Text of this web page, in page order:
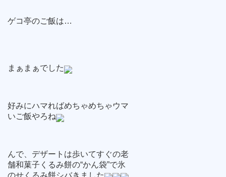
ゲコ亭のご飯は…
まぁまぁでした
好みにハマればめちゃめちゃウマ
いご飯やろね
んで、デザートは歩いてすぐの老
舗和菓子くるみ餅の“かん袋”で氷
のせくるみ餅シバきました